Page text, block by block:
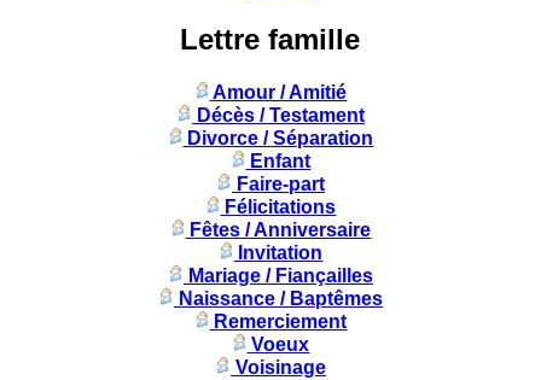
Lettre famille
Amour / Amitié
Décès / Testament
Divorce / Séparation
Enfant
Faire-part
Félicitations
Fêtes / Anniversaire
Invitation
Mariage / Fiançailles
Naissance / Baptêmes
Remerciement
Voeux
Voisinage